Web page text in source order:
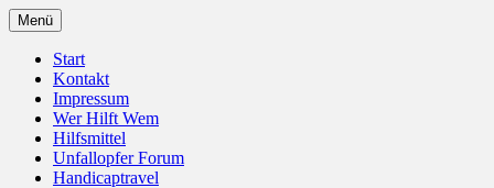
Zum
Inhalt
springen
Pflegedienst – Informationen
und Suche nach Pflegediensten
Unfallopfer – Hilfswerk
Menü
Start
Kontakt
Impressum
Wer Hilft Wem
Hilfsmittel
Unfallopfer Forum
Handicaptravel